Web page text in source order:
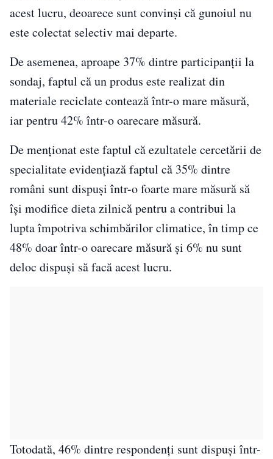
acest lucru, deoarece sunt convinşi că gunoiul nu
este colectat selectiv mai departe.
De asemenea, aproape 37% dintre participanţii la
sondaj, faptul că un produs este realizat din
materiale reciclate contează într-o mare măsură,
iar pentru 42% într-o oarecare măsură.
De menționat este faptul că ezultatele cercetării de
specialitate evidenţiază faptul că 35% dintre
români sunt dispuşi într-o foarte mare măsură să
îşi modifice dieta zilnică pentru a contribui la
lupta împotriva schimbărilor climatice, în timp ce
48% doar într-o oarecare măsură şi 6% nu sunt
deloc dispuşi să facă acest lucru.
Totodată, 46% dintre respondenţi sunt dispuşi într-